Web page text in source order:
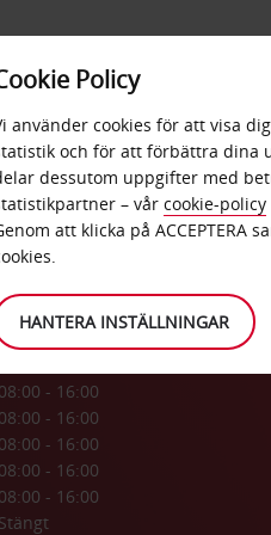
ERBJUDANDEN
08:00 - 16:00
08:00 - 16:00
08:00 - 16:00
08:00 - 16:00
08:00 - 16:00
Stängt
Policy
använder cookies för att visa
och för att förbättra dina
dessutom uppgifter med
– vår cookie-policy
att klicka på ACCEPTERA
HANTERA INSTÄLLNINGAR